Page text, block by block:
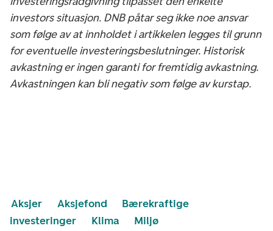
investors situasjon. DNB påtar seg ikke noe ansvar
som følge av at innholdet i artikkelen legges til grunn
for eventuelle investeringsbeslutninger. Historisk
avkastning er ingen garanti for fremtidig avkastning.
Avkastningen kan bli negativ som følge av kurstap.
Aksjer Aksjefond
Bærekraftige
investeringer
Klima
Miljø